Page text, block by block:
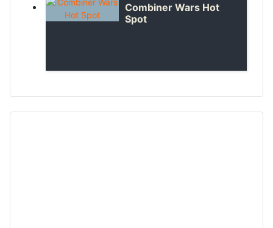
Combiner Wars Hot
Spot